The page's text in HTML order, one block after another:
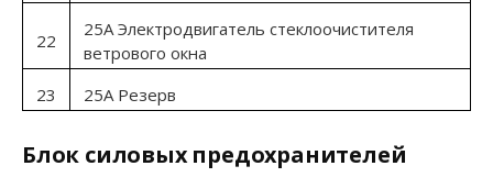
22
25А Электродвигатель стеклоочистителя
ветрового окна
23
25А Резерв
Блок силовых предохранителей